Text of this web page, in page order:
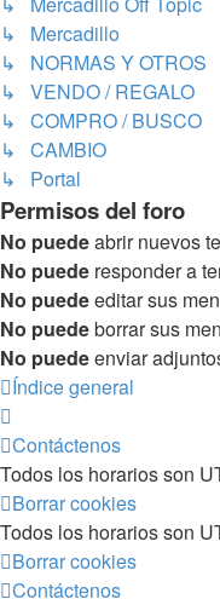
↳ Mercadillo
↳ NORMAS Y OTROS
↳ VENDO / REGALO
↳ COMPRO / BUSCO
↳ CAMBIO
↳ Portal
Permisos del foro
No puedeabrir nuevos
No puede responder a
No puedeeditar sus
No puedeborrar sus
No puedeenviar
Índice general
Contáctenos
Todos los horarios son
Borrar cookies
Todos los horarios son
Borrar cookies
Contáctenos